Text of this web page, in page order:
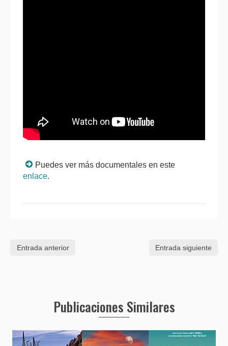
Puedes ver más documentales en este
enlace.
Entrada anterior Entrada siguiente
Publicaciones Similares